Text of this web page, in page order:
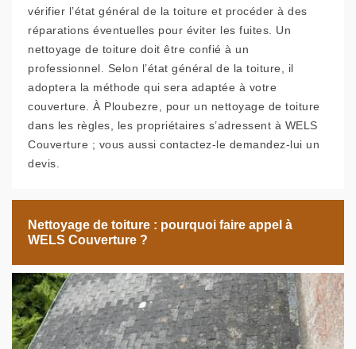
vérifier l’état général de la toiture et procéder à des
réparations éventuelles pour éviter les fuites. Un
nettoyage de toiture doit être confié à un
professionnel. Selon l’état général de la toiture, il
adoptera la méthode qui sera adaptée à votre
couverture. À Ploubezre, pour un nettoyage de toiture
dans les règles, les propriétaires s’adressent à WELS
Couverture ; vous aussi contactez-le demandez-lui un
devis.
Nettoyage de toiture : pourquoi faire appel à
WELS Couverture ?